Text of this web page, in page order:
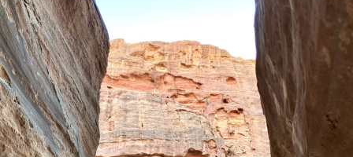
A
PETRA-
IL
NOSTRO
DIARIO